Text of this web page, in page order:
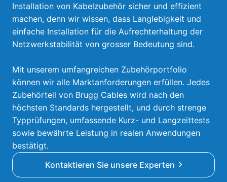
Installation von Kabelzubehör sicher und effizient
machen, denn wir wissen, dass Langlebigkeit und
einfache Installation für die Aufrechterhaltung der
Netzwerkstabilität von grosser Bedeutung sind.
Mit unserem umfangreichen Zubehörportfolio
können wir alle Marktanforderungen erfüllen. Jedes
Zubehörteil von Brugg Cables wird nach den
höchsten Standards hergestellt, und durch strenge
Typprüfungen, umfassende Kurz- und Langzeittests
sowie bewährte Leistung in realen Anwendungen
bestätigt.
Kontaktieren Sie unsere Experten